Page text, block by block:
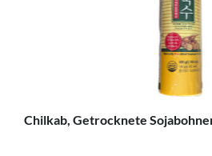
Chilkab, Getrocknete